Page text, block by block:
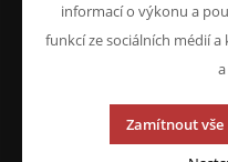
VŠE O NÁKUPU
Obchodní podmínky
osobních údajů
Doprava a platba
informací o výkonu a
funkcí ze sociálních médií
Zamítnout vše